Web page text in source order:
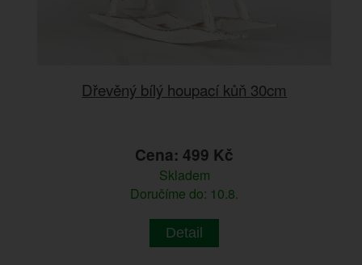
Dřevěný bílý houpací kůň 30cm
Cena: 499 Kč
Skladem
Doručíme do: 10.8.
Detail